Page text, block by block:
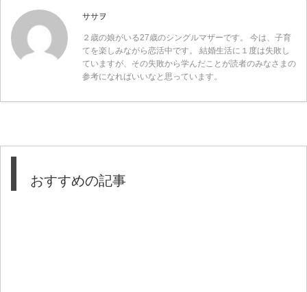
ササヲ
２歳の娘がいる27歳のシングルマザーです。 今は、子育
てを楽しみながら恋活中です。 結婚生活に１度は失敗し
ていますが、その失敗から学んだことが読者のみなさまの
参考になればいいなと思っています。
おすすめの記事